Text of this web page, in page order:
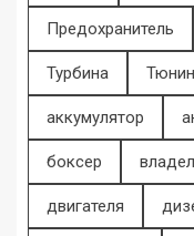
Предохранитель
Турбина
аккумулятор
боксер
двигателя